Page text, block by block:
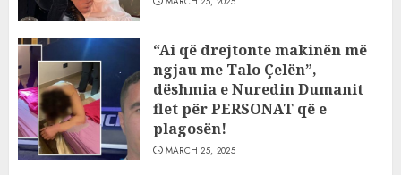
“Ai që drejtonte makinën më
ngjau me Talo Çelën”,
dëshmia e Nuredin Dumanit
flet për PERSONAT që e
plagosën!
MARCH 25, 2025